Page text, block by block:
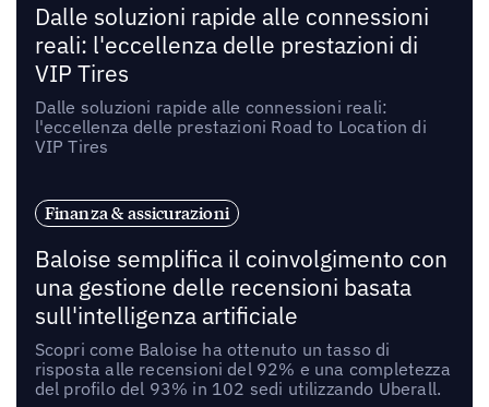
Dalle soluzioni rapide alle connessioni
reali: l'eccellenza delle prestazioni di
VIP Tires
Dalle soluzioni rapide alle connessioni reali:
l'eccellenza delle prestazioni Road to Location di
VIP Tires
Finanza & assicurazioni
Baloise semplifica il coinvolgimento con
una gestione delle recensioni basata
sull'intelligenza artificiale
Scopri come Baloise ha ottenuto un tasso di
risposta alle recensioni del 92% e una completezza
del profilo del 93% in 102 sedi utilizzando Uberall.